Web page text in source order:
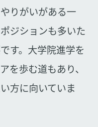
りがいがある一
ジションも多いた
す。大学院進学を
を歩む道もあり、
方に向いていま